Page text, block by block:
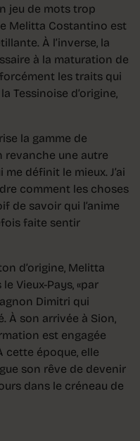
jeu de mots trop
Melitta Costantino est
À l’inverse, la
à la maturation de
les traits qui
Tessinoise d’origine,
la gamme de
revanche une autre
me définit le mieux. J’ai
comment les choses
de savoir qui l’anime
faite sentir
d’origine, Melitta
Vieux-Pays, «par
Dimitri qui
À son arrivée à Sion,
est engagée
cette époque, elle
son rêve de devenir
dans le créneau de